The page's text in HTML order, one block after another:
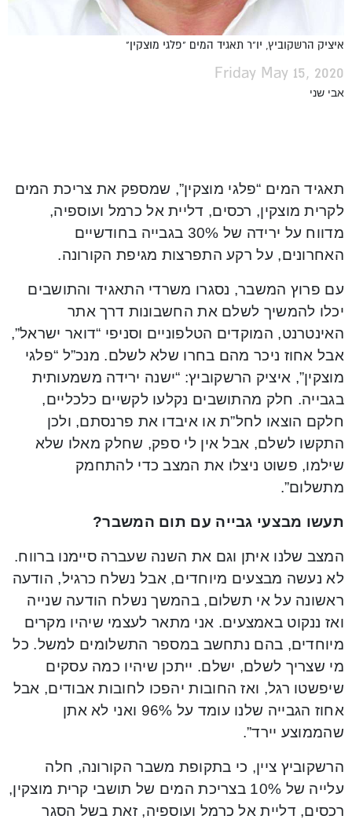
איציק הרשקוביץ, יו"ר תאגיד המים "פלגי מוצקין"
Friday May 15, 2020
אבי שני
תאגיד המים “פלגי מוצקין”, שמספק את צריכת המים
לקרית מוצקין, רכסים, דליית אל כרמל ועוספיה,
מדווח על ירידה של 30% בגבייה בחודשיים
האחרונים, על רקע התפרצות מגיפת הקורונה.
עם פרוץ המשבר, נסגרו משרדי התאגיד והתושבים
יכלו להמשיך לשלם את החשבונות דרך אתר
האינטרנט, המוקדים הטלפוניים וסניפי “דואר ישראל”,
אבל אחוז ניכר מהם בחרו שלא לשלם. מנכ”ל “פלגי
מוצקין”, איציק הרשקוביץ: “ישנה ירידה משמעותית
בגבייה. חלק מהתושבים נקלעו לקשיים כלכליים,
חלקם הוצאו לחל”ת או איבדו את פרנסתם, ולכן
התקשו לשלם, אבל אין לי ספק, שחלק מאלו שלא
שילמו, פשוט ניצלו את המצב כדי להתחמק
מתשלום”.
תעשו מבצעי גבייה עם תום המשבר?
המצב שלנו איתן וגם את השנה שעברה סיימנו ברווח.
לא נעשה מבצעים מיוחדים, אבל נשלח כרגיל, הודעה
ראשונה על אי תשלום, בהמשך נשלח הודעה שנייה
ואז ננקוט באמצעים. אני מתאר לעצמי שיהיו מקרים
מיוחדים, בהם נתחשב במספר התשלומים למשל. כל
מי שצריך לשלם, ישלם. ייתכן שיהיו כמה עסקים
שיפשטו רגל, ואז החובות יהפכו לחובות אבודים, אבל
אחוז הגבייה שלנו עומד על 96% ואני לא אתן
שהממוצע יירד”.
הרשקוביץ ציין, כי בתקופת משבר הקורונה, חלה
עלייה של 10% בצריכת המים של תושבי קרית מוצקין,
רכסים, דליית אל כרמל ועוספיה, זאת בשל הסגר